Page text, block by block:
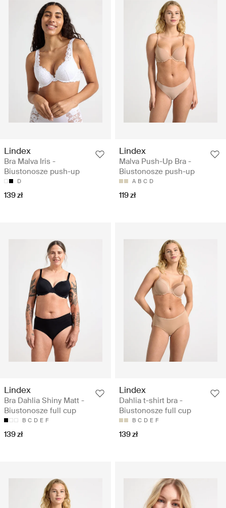
Lindex
Bra Malva Iris -
Biustonosze push-up
D
139 zł
Lindex
Malva Push-Up Bra -
Biustonosze push-up
A B C D
119 zł
Lindex
Bra Dahlia Shiny Matt -
Biustonosze full cup
B C D E F
139 zł
Lindex
Dahlia t-shirt bra -
Biustonosze full cup
B C D E F
139 zł